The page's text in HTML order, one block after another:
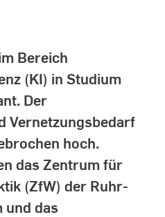
Bereich
(KI) in Studium
Der
Vernetzungsbedarf
hoch.
das Zentrum für
(ZfW) der Ruhr-
und das